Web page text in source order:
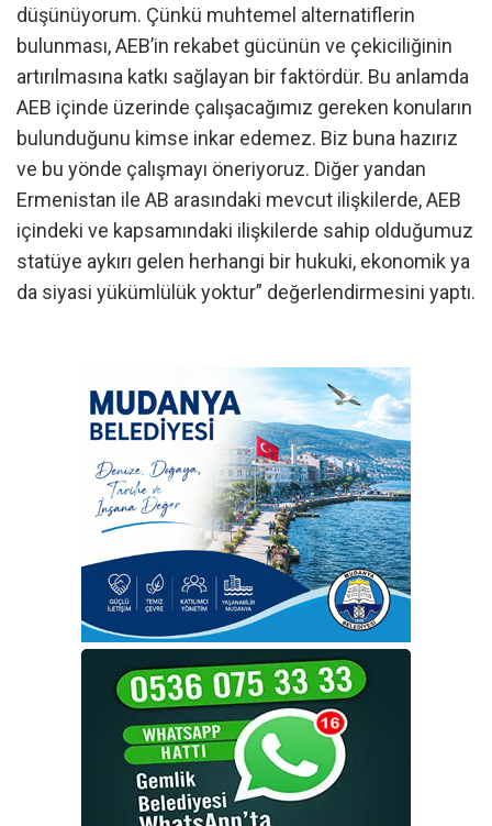
düşünüyorum. Çünkü muhtemel alternatiflerin
bulunması, AEB’in rekabet gücünün ve çekiciliğinin
artırılmasına katkı sağlayan bir faktördür. Bu anlamda
AEB içinde üzerinde çalışacağımız gereken konuların
bulunduğunu kimse inkar edemez. Biz buna hazırız
ve bu yönde çalışmayı öneriyoruz. Diğer yandan
Ermenistan ile AB arasındaki mevcut ilişkilerde, AEB
içindeki ve kapsamındaki ilişkilerde sahip olduğumuz
statüye aykırı gelen herhangi bir hukuki, ekonomik ya
da siyasi yükümlülük yoktur” değerlendirmesini yaptı.